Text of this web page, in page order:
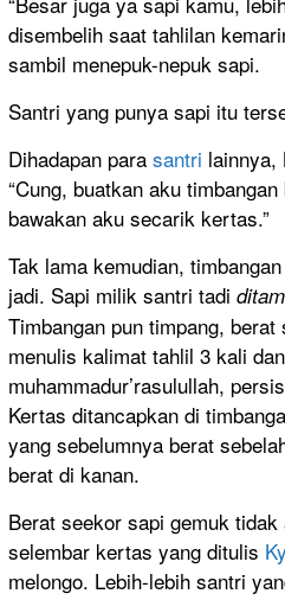
disembelih saat tahlilan
sambil menepuk-nepuk sapi.
Santri yang punya sapi itu
Dihadapan para santri lainnya,
“Cung, buatkan aku
bawakan aku secarik kertas.”
Tak lama kemudian,
jadi. Sapi milik santri tadi
Timbangan pun timpang,
menulis kalimat tahlil 3 kali
muhammadur’rasulullah,
Kertas ditancapkan di
yang sebelumnya berat
berat di kanan.
Berat seekor sapi gemuk
selembar kertas yang ditulis
melongo. Lebih-lebih santri